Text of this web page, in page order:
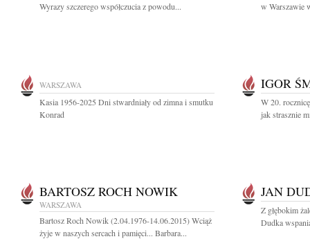
Wyrazy szczerego współczucia z powodu...
w Warszawie
WARSZAWA
Kasia 1956-2025 Dni stwardniały od zimna i smutku
Konrad
IGOR
W 20.
jak strasznie
BARTOSZ ROCH NOWIK
WARSZAWA
Bartosz Roch Nowik (2.04.1976-14.06.2015) Wciąż
żyje w naszych sercach i pamięci... Barbara...
JAN
Z głębokim
Dudka